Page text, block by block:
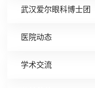
武汉爱尔眼科博士团
医院动态
学术交流